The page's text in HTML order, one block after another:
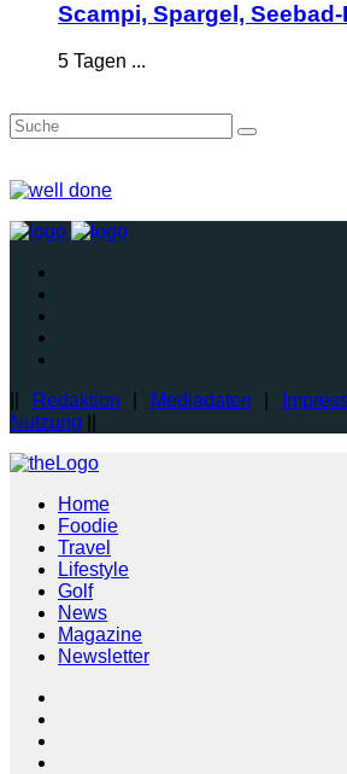
Scampi, Spargel,
5 Tagen ...
Redaktion Mediadaten
Nutzung
Home
Foodie
Travel
Lifestyle
Golf
News
Magazine
Newsletter